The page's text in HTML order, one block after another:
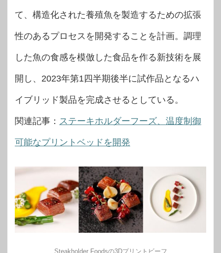
て、構造化された養殖魚を製造するための拡張
性のあるプロセスを開発することを計画。調理
した魚の食感を模倣した食品を作る新技術を展
開し、2023年第1四半期後半に試作品となるハ
イブリッド製品を完成させるとしている。
関連記事： ステーキホルダーフーズ、温度制御
可能なプリントベッドを開発
Steakholder Foodsの3Dプリントビーフ